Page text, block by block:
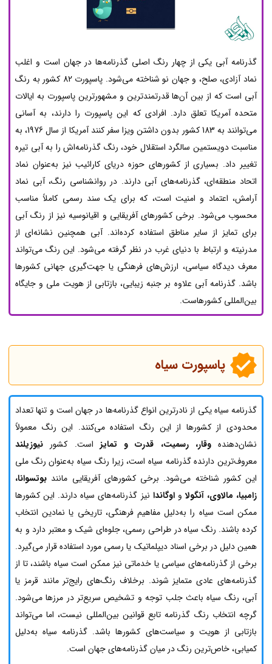
گذرنامه آبی یکی از چهار رنگ اصلی گذرنامه‌ها در جهان است و اغلب
نماد آزادی، صلح، و جهان نو شناخته می‌شود. پاسپورت 82 کشور به رنگ
آبی است که از بین آن‌ها قدرتمندترین و مشهورترین پاسپورت به ایالات
متحده آمریکا تعلق دارد. افرادی که این پاسپورت را دارند، به آسانی
می‌توانند به 183 کشور بدون داشتن ویزا سفر کنند آمریکا از سال 1976، به
مناسبت دویستمین سالگرد استقلال خود، رنگ گذرنامه‌اش را به آبی تیره
تغییر داد. بسیاری از کشورهای حوزه دریای کارائیب نیز به‌عنوان نماد
اتحاد منطقه‌ای، گذرنامه‌های آبی دارند. در روانشناسی رنگ، آبی نماد
آرامش، اعتماد و امنیت است، که برای یک سند رسمی کاملاً مناسب
محسوب می‌شود. برخی کشورهای آفریقایی و اقیانوسیه نیز از رنگ آبی
برای تمایز از سایر مناطق استفاده کرده‌اند. آبی همچنین نشانه‌ای از
مدرنیته و ارتباط با دنیای غرب در نظر گرفته می‌شود. این رنگ می‌تواند
معرف دیدگاه سیاسی، ارزش‌های فرهنگی یا جهت‌گیری جهانی کشورها
باشد. گذرنامه آبی علاوه بر جنبه زیبایی، بازتابی از هویت ملی و جایگاه
بین‌المللی کشورهاست.
پاسپورت سیاه
گذرنامه سیاه یکی از نادرترین انواع گذرنامه‌ها در جهان است و تنها تعداد
محدودی از کشورها از این رنگ استفاده می‌کنند. این رنگ معمولاً
نشان‌دهندهوقار، رسمیت، قدرت و تمایز است. کشور نیوزیلند
معروف‌ترین دارنده گذرنامه سیاه است، زیرا رنگ سیاه به‌عنوان رنگ ملی
این کشور شناخته می‌شود. برخی کشورهای آفریقایی مانند بوتسوانا،
زامبیا، مالاوی، آنگولا واوگاندا نیز گذرنامه‌های سیاه دارند. این کشورها
ممکن است سیاه را به‌دلیل مفاهیم فرهنگی، تاریخی یا نمادین انتخاب
کرده باشند. رنگ سیاه در طراحی رسمی، جلوه‌ای شیک و معتبر دارد و به
همین دلیل در برخی اسناد دیپلماتیک یا رسمی مورد استفاده قرار می‌گیرد.
برخی از گذرنامه‌های سیاسی یا خدماتی نیز ممکن است سیاه باشند، تا از
گذرنامه‌های عادی متمایز شوند. برخلاف رنگ‌های رایج‌تر مانند قرمز یا
آبی، رنگ سیاه باعث جلب توجه و تشخیص سریع‌تر در مرزها می‌شود.
گرچه انتخاب رنگ گذرنامه تابع قوانین بین‌المللی نیست، اما می‌تواند
بازتابی از هویت و سیاست‌های کشورها باشد. گذرنامه سیاه به‌دلیل
کمیابی، خاص‌ترین رنگ در میان گذرنامه‌های جهان است.